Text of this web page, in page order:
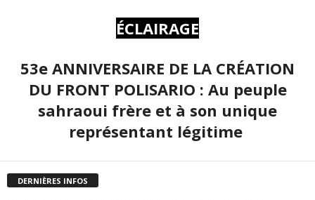
ÉCLAIRAGE
53e ANNIVERSAIRE DE LA CRÉATION
DU FRONT POLISARIO : Au peuple
sahraoui frère et à son unique
représentant légitime
DERNIÈRES INFOS